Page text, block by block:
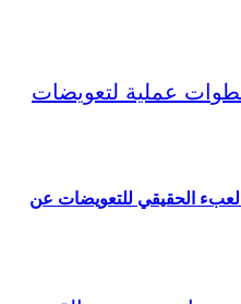
الحقيقي للتعويضات عن